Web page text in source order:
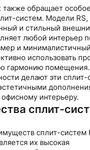
также обращает
систем. Модели
и стильный
любой интерьер
и
использовать
гармонию
делают эти
интерьеру.
сплит-
сплит-систем
их высокая